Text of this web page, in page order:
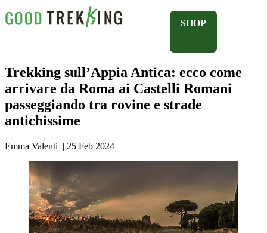
SHOP
Trekking sull’Appia Antica: ecco come
arrivare da Roma ai Castelli Romani
passeggiando tra rovine e strade
antichissime
Emma Valenti | 25 Feb 2024